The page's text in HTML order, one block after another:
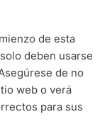
de esta
deben usarse
de no
web o verá
para sus